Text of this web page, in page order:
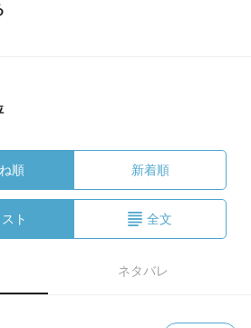
順 新着順
スト 全文
ネタバレ